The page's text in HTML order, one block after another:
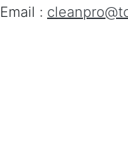
Email :